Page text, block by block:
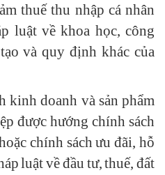
thuế thu nhập cá nhân
luật về khoa học, công
và quy định khác của
kinh doanh và sản phẩm
được hướng chính sách
chính sách ưu đãi, hỗ
luật về đầu tư, thuế, đất